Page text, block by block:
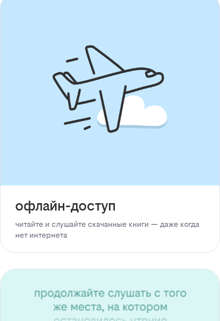
офлайн-доступ
читайте и слушайте скачанные книги — даже когда
нет интернета